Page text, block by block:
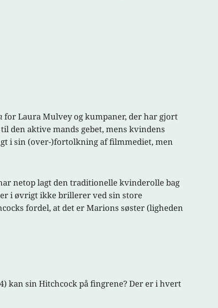
for Laura Mulvey og kumpaner, der har gjort
den aktive mands gebet, mens kvindens
i sin (over-)fortolkning af filmmediet, men
netop lagt den traditionelle kvinderolle bag
i øvrigt ikke brillerer ved sin store
fordel, at det er Marions søster (ligheden
kan sin Hitchcock på fingrene? Der er i hvert